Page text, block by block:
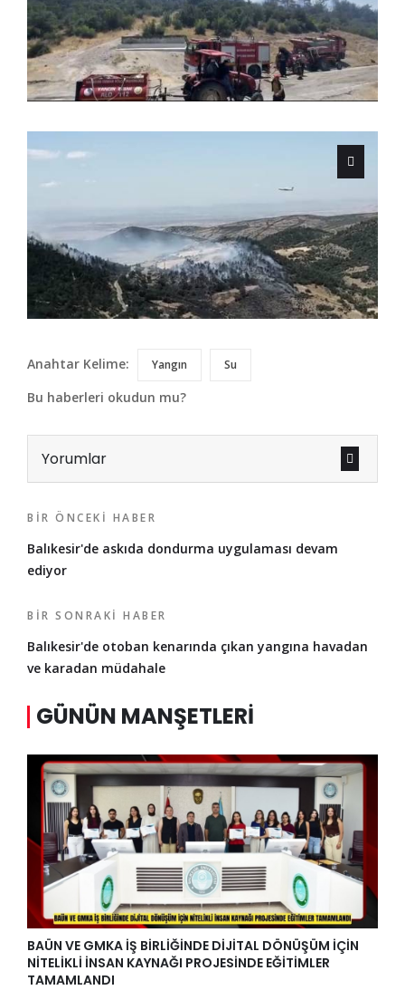
Anahtar Kelime: Yangın Su
Bu haberleri okudun mu?
Yorumlar
BIR ÖNCEKI HABER
Balıkesir'de askıda dondurma uygulaması devam
ediyor
BIR SONRAKI HABER
Balıkesir'de otoban kenarında çıkan yangına havadan
ve karadan müdahale
GÜNÜN MANŞETLERI
BAÜN VE GMKA İŞ BİRLİĞİNDE DİJİTAL DÖNÜŞÜM İÇİN
NİTELİKLİ İNSAN KAYNAĞI PROJESİNDE EĞİTİMLER
TAMAMLANDI